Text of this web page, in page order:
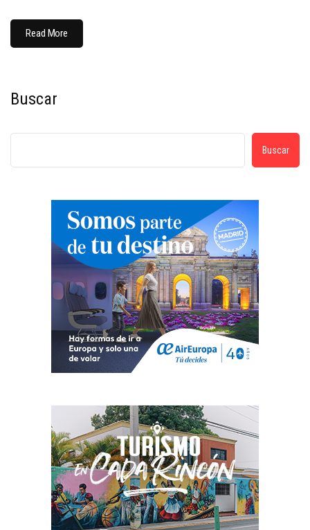
Read More
Buscar
Buscar